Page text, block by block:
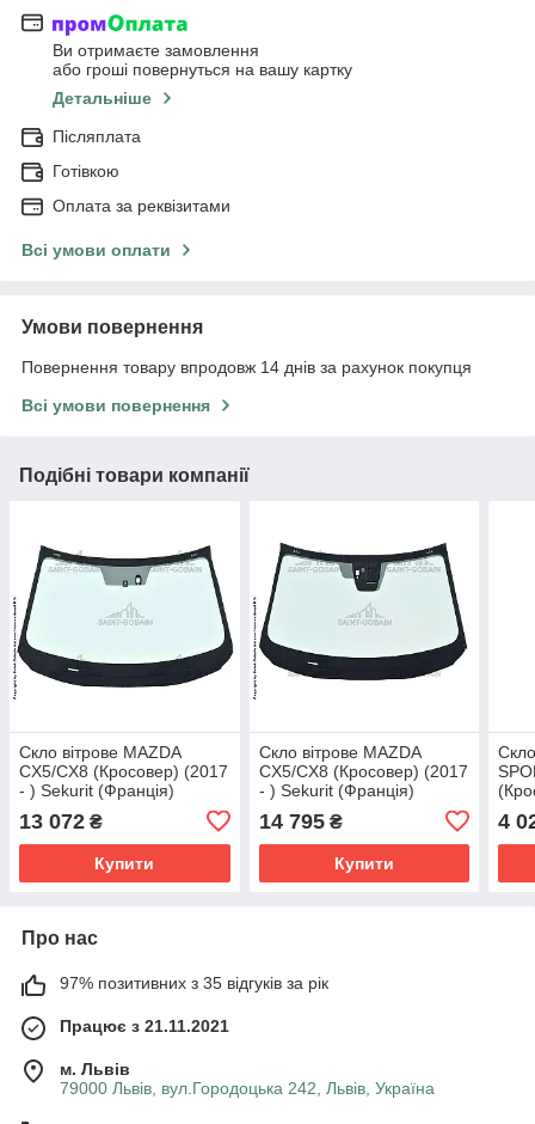
Ви отримаєте замовлення
або гроші повернуться на вашу картку
Детальніше
Післяплата
Готівкою
Оплата за реквізитами
Всі умови оплати
Умови повернення
Повернення товару впродовж 14 днів за рахунок покупця
Всі умови повернення
Подібні товари компанії
Скло вітрове MAZDA
CX5/CX8 (Кросовер) (2017
- ) Sekurit (Франція)
13 072 ₴
Купити
Скло вітрове MAZDA
CX5/CX8 (Кросовер) (2017
- ) Sekurit (Франція)
14 795₴
Купити
4
Про нас
97% позитивних з 35 відгуків за рік
Працює з 21.11.2021
м. Львів
79000 Львів, вул.Городоцька 242, Львів, Україна